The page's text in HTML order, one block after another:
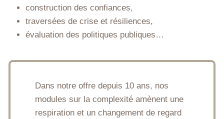
construction des confiances,
traversées de crise et résiliences,
évaluation des politiques publiques…
Dans notre offre depuis 10 ans, nos
modules sur la complexité amènent une
respiration et un changement de regard